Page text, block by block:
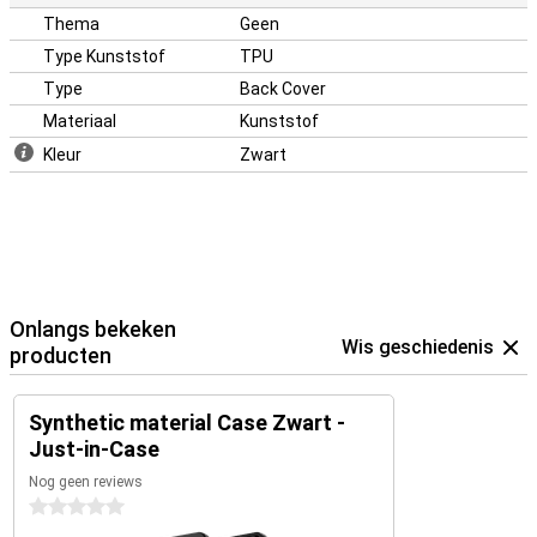
Thema
Geen
Type Kunststof
TPU
Type
Back Cover
Materiaal
Kunststof
Kleur
Zwart
Onlangs bekeken
producten
Wis geschiedenis
Synthetic material Case Zwart -
Just-in-Case
Nog geen reviews
0 sterren